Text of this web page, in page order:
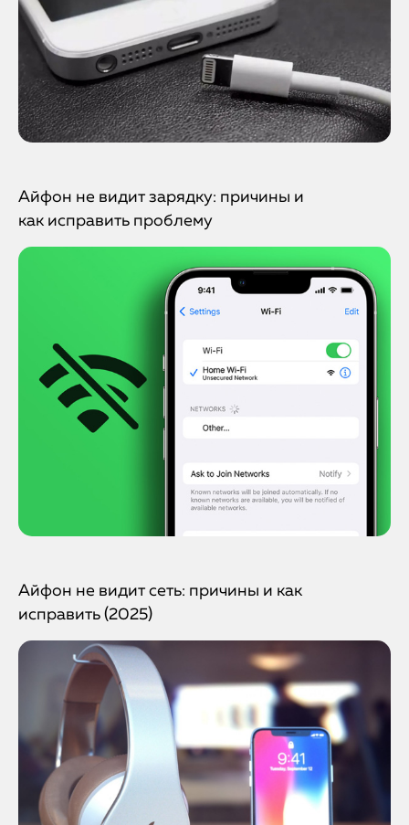
Айфон не видит зарядку: причины и
как исправить проблему
Айфон не видит сеть: причины и как
исправить (2025)